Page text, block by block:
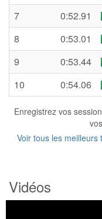
7
0:52.91
8
0:53.01
9
0:53.44
10
0:54.06
Enregistrez vos
Voir tous les
Vidéos